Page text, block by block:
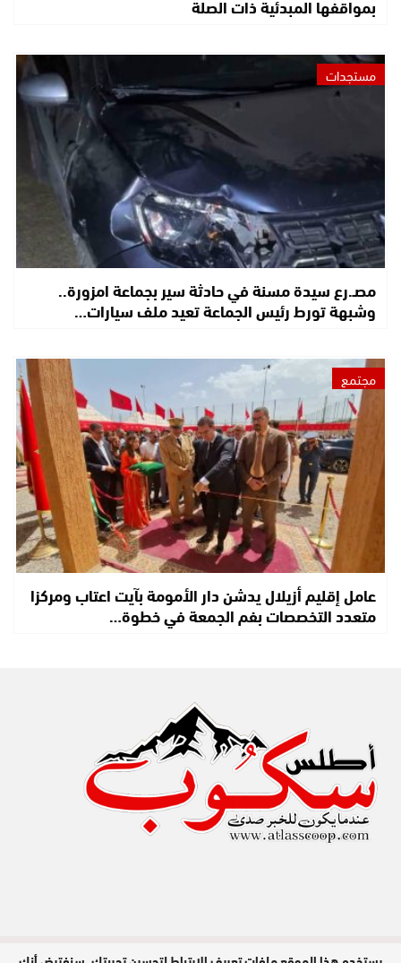
مستجدات
مصـ.رع سيدة مسنة في حادثة سير بجماعة امزورة..
وشبهة تورط رئيس الجماعة تعيد ملف سيارات…
مجتمع
عامل إقليم أزيلال يدشن دار الأمومة بآيت اعتاب ومركزا
متعدد التخصصات بفم الجمعة في خطوة…